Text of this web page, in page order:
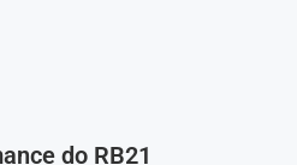
do RB21